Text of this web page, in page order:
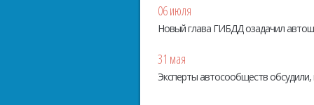
06 июля
Новый глава ГИБДД озадачил
31 мая
Эксперты автосообществ